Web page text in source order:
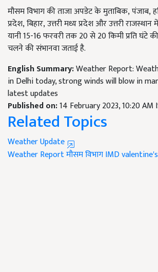
मौसम विभाग की ताजा अपडेट के मुताबिक, पंजाब,
प्रदेश, बिहार, उत्तरी मध्य प्रदेश और उत्तरी राजस्थान में
यानी15-16फरवरी तक20से20किमी प्रति घंटे
चलने की संभानवा जताई है.
English Summary:Weather Report:
in Delhi today, strong winds will blow in
latest updates
Published on:14 February 2023, 10:20 AM
Related Topics
Weather Update
Weather Reportमौसम विभागIMD